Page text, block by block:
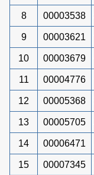
8 00003538
9 00003621
10 00003679
11 00004776
12 00005368
13 00005705
14 00006471
15 00007345